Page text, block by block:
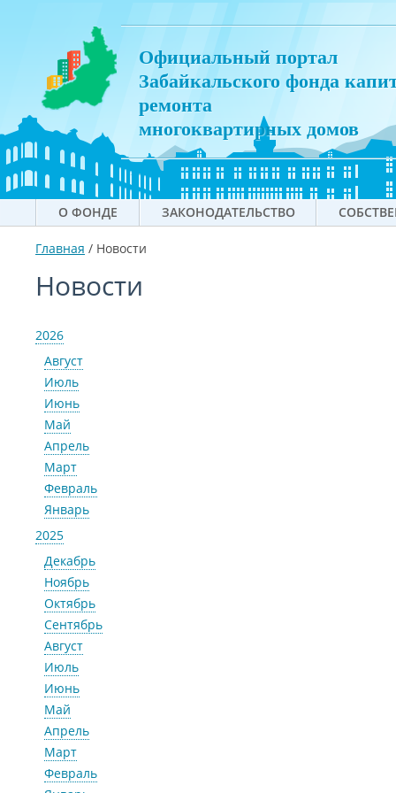
Официальный портал
Забайкальского фонда
ремонта
многоквартирных домов
О ФОНДЕ ЗАКОНОДАТЕЛЬСТВО
Главная / Новости
Новости
2026
Август
Июль
Июнь
Май
Апрель
Март
Февраль
Январь
2025
Декабрь
Ноябрь
Октябрь
Сентябрь
Август
Июль
Июнь
Май
Апрель
Март
Февраль